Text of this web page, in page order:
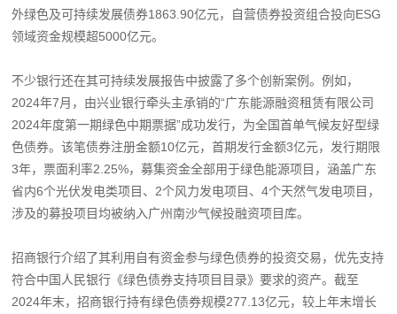
外绿色及可持续发展债券1863.90亿元，自营债券投资组合投向ESG
领域资金规模超5000亿元。
不少银行还在其可持续发展报告中披露了多个创新案例。例如，
2024年7月，由兴业银行牵头主承销的“广东能源融资租赁有限公司
2024年度第一期绿色中期票据”成功发行，为全国首单气候友好型绿
色债券。该笔债券注册金额10亿元，首期发行金额3亿元，发行期限
3年，票面利率2.25%，募集资金全部用于绿色能源项目，涵盖广东
省内6个光伏发电类项目、2个风力发电项目、4个天然气发电项目，
涉及的募投项目均被纳入广州南沙气候投融资项目库。
招商银行介绍了其利用自有资金参与绿色债券的投资交易，优先支持
符合中国人民银行《绿色债券支持项目目录》要求的资产。截至
2024年末，招商银行持有绿色债券规模277.13亿元，较上年末增长